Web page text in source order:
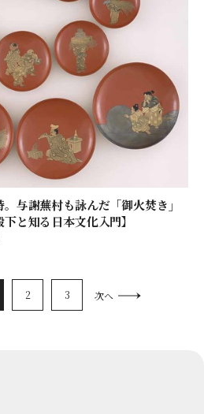
与謝蕪村も詠んだ「御火焚き」
と知る日本文化入門】
2 3 次へ